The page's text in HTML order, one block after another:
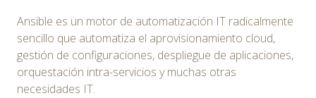
Ansible es un motor de automatización IT radicalmente
sencillo que automatiza el aprovisionamiento cloud,
gestión de configuraciones, despliegue de aplicaciones,
orquestación intra-servicios y muchas otras
necesidades IT.